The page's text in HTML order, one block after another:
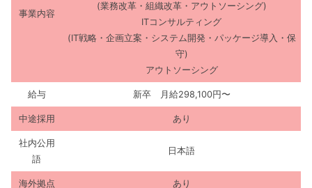
事業内容
(業務改革・組織改革・アウトソーシング)
ITコンサルティング
(IT戦略・企画立案・システム開発・パッケージ導入・保
守)
アウトソーシング
給与 新卒 月給298,100円〜
中途採用 あり
社内公用
語
日本語
海外拠点 あり